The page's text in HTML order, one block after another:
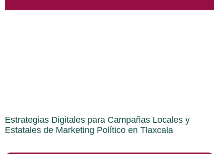
Estrategias Digitales para Campañas Locales y
Estatales de Marketing Político en Tlaxcala